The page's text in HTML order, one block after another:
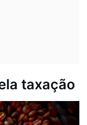
taxação